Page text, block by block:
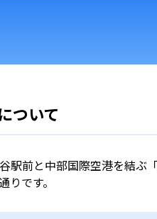
ついて
駅前と中部国際空港を結ぶ
です。